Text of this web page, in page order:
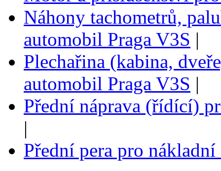
Náhony tachometrů,
automobil Praga V3S |
Plechařina (kabina,
automobil Praga V3S |
Přední náprava (řídící)
|
Přední pera pro